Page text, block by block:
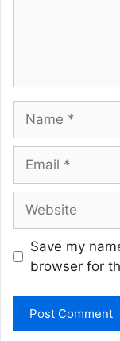
Save my
browser for